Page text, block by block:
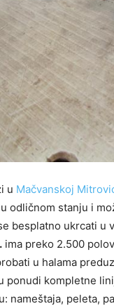
u Mačvanskoj
odličnom stanju i
besplatno ukrcati
ima preko 2.500
u halama
ponudi kompletne
nameštaja, peleta,